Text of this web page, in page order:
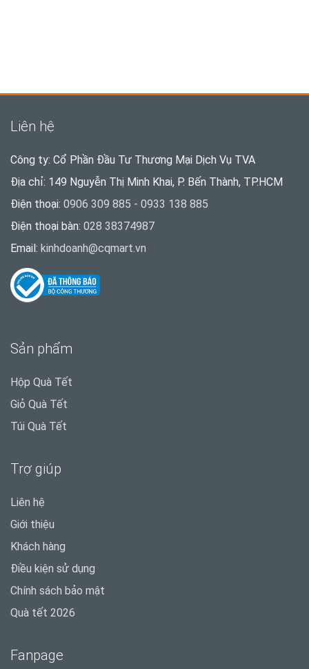
Liên hệ
Công ty: Cổ Phần Đầu Tư Thương Mại Dịch Vụ TVA
Địa chỉ: 149 Nguyễn Thị Minh Khai, P. Bến Thành, TP.HCM
Điện thoại: 0906 309 885 - 0933 138 885
Điện thoại bàn: 028 38374987
Email: kinhdoanh@cqmart.vn
Sản phẩm
Hộp Quà Tết
Giỏ Quà Tết
Túi Quà Tết
Trợ giúp
Liên hệ
Giới thiệu
Khách hàng
Điều kiện sử dụng
Chính sách bảo mật
Quà tết 2026
Fanpage